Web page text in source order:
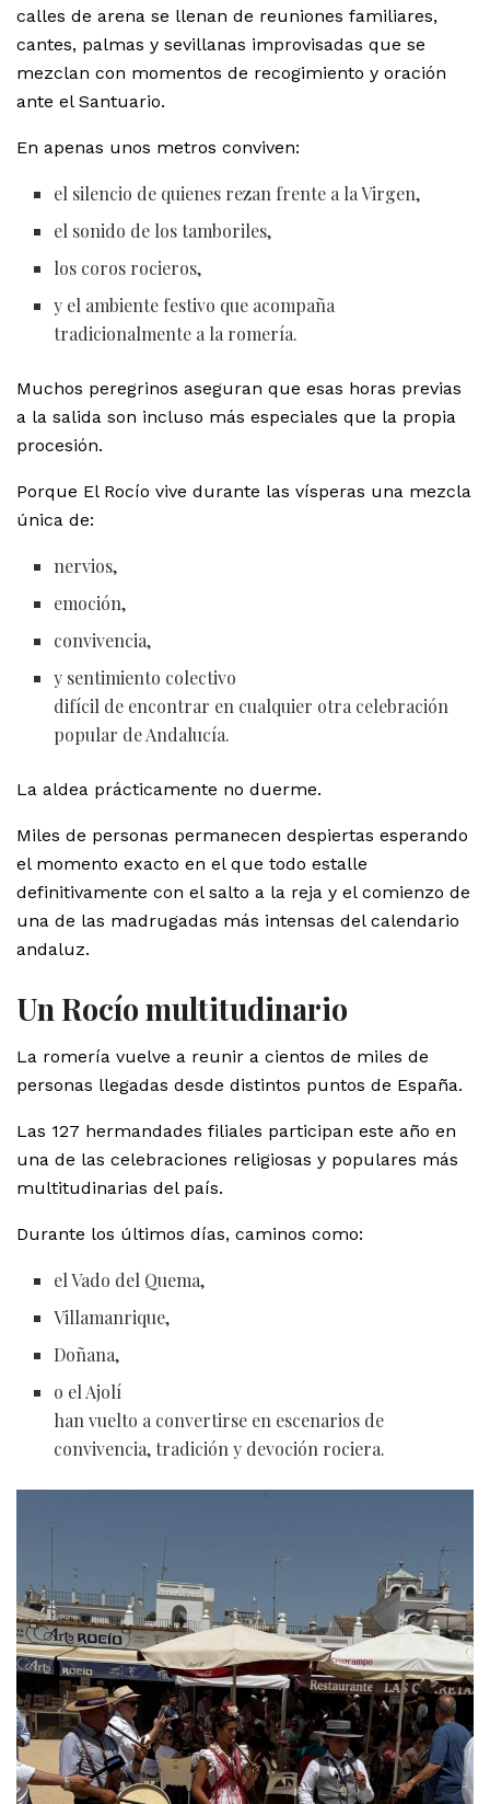
calles de arena se llenan de reuniones familiares,
cantes, palmas y sevillanas improvisadas que se
mezclan con momentos de recogimiento y oración
ante el Santuario.
En apenas unos metros conviven:
el silencio de quienes rezan frente a la Virgen,
el sonido de los tamboriles,
los coros rocieros,
y el ambiente festivo que acompaña
tradicionalmente a la romería.
Muchos peregrinos aseguran que esas horas previas
a la salida son incluso más especiales que la propia
procesión.
Porque El Rocío vive durante las vísperas una mezcla
única de:
nervios,
emoción,
convivencia,
y sentimiento colectivo
difícil de encontrar en cualquier otra celebración
popular de Andalucía.
La aldea prácticamente no duerme.
Miles de personas permanecen despiertas esperando
el momento exacto en el que todo estalle
definitivamente con el salto a la reja y el comienzo de
una de las madrugadas más intensas del calendario
andaluz.
Un Rocío multitudinario
La romería vuelve a reunir a cientos de miles de
personas llegadas desde distintos puntos de España.
Las 127 hermandades filiales participan este año en
una de las celebraciones religiosas y populares más
multitudinarias del país.
Durante los últimos días, caminos como:
el Vado del Quema,
Villamanrique,
Doñana,
o el Ajolí
han vuelto a convertirse en escenarios de
convivencia, tradición y devoción rociera.